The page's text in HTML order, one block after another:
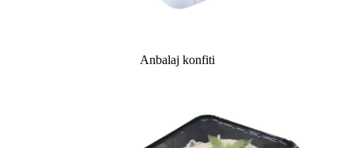
Anbalaj konfiti